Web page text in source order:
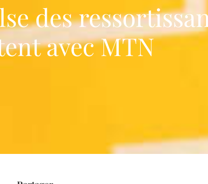
au Mozambique : Histoire, culture et traditions
des
avec MTN